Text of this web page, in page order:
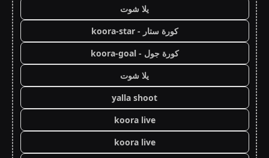
يلا شوت
كورة ستار - koora-star
كورة جول - koora-goal
يلا شوت
yalla shoot
koora live
koora live